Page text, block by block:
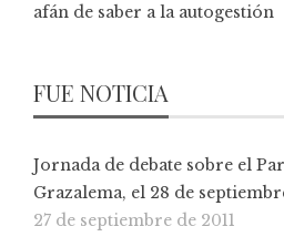
afán de saber a la autogestión
FUE NOTICIA
Jornada de debate sobre el
Grazalema, el 28 de
27 de septiembre de 2011